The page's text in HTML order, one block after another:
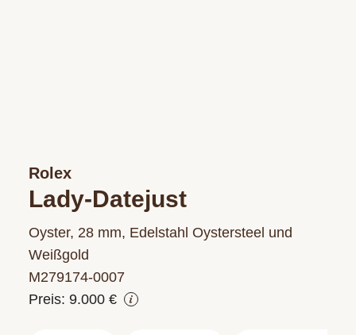
Rolex
Lady-Datejust
Oyster, 28 mm, Edelstahl Oystersteel und
Weißgold
M279174‑0007
Preis: 9.000 €